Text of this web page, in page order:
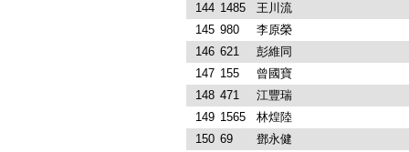
144 1485
王川流
145 980
李原榮
146 621
彭維同
147 155
曾國寶
148 471
江豐瑞
149 1565
林煌陸
150 69
鄧永健